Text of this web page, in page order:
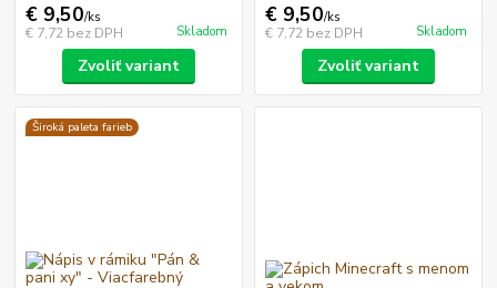
€ 9,50/ks
€ 7,72 bez DPH Skladom
Zvoliť variant
€ 9,50/ks
€ 7,72 bez DPH Skladom
Zvoliť variant
Široká paleta farieb